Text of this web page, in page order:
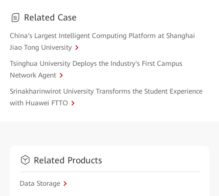
Related Case
China's Largest Intelligent Computing Platform at Shanghai
Jiao Tong University
Tsinghua University Deploys the Industry's First Campus
Network Agent
Srinakharinwirot University Transforms the Student Experience
with Huawei FTTO
Related Products
Data Storage